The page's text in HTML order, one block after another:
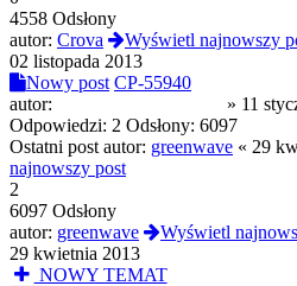
4558 Odsłony
autor: Crova
Wyświetl najnowszy
02 listopada 2013
Nowy post CP-55940
autor:
» 11
Odpowiedzi: 2 Odsłony: 6097
Ostatni post autor: greenwave « 29
najnowszy post
2
6097 Odsłony
autor: greenwave
Wyświetl
29 kwietnia 2013
NOWY TEMAT